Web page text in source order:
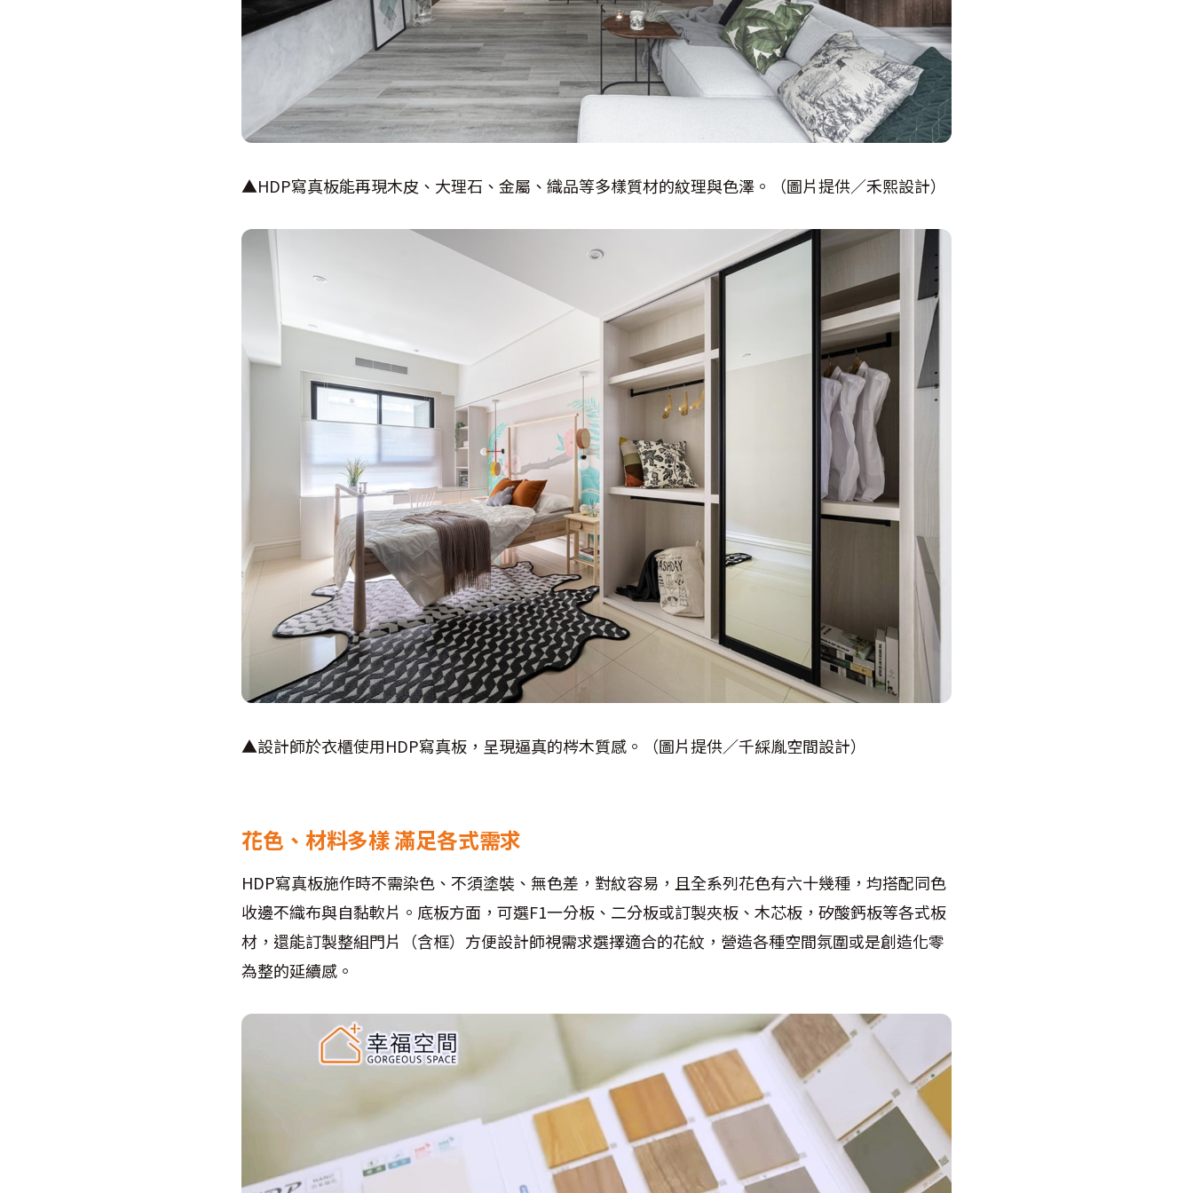
▲HDP寫真板能再現木皮、大理石、金屬、織品等多樣質材的紋理與色澤。（圖片提供／禾熙設計）
▲設計師於衣櫃使用HDP寫真板，呈現逼真的梣木質感。（圖片提供／千綵胤空間設計）
花色、材料多樣 滿足各式需求
HDP寫真板施作時不需染色、不須塗裝、無色差，對紋容易，且全系列花色有六十幾種，均搭配同色
收邊不織布與自黏軟片。底板方面，可選F1一分板、二分板或訂製夾板、木芯板，矽酸鈣板等各式板
材，還能訂製整組門片（含框）方便設計師視需求選擇適合的花紋，營造各種空間氛圍或是創造化零
為整的延續感。